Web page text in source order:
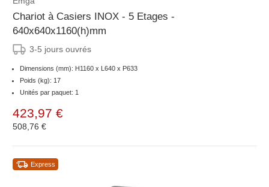
Chariot à Casiers INOX - 5 Etages -
640x640x1160(h)mm
3-5 jours ouvrés
Dimensions (mm): H1160 x L640 x P633
Poids (kg): 17
Unités par paquet: 1
423,97 €
508,76 €
Express